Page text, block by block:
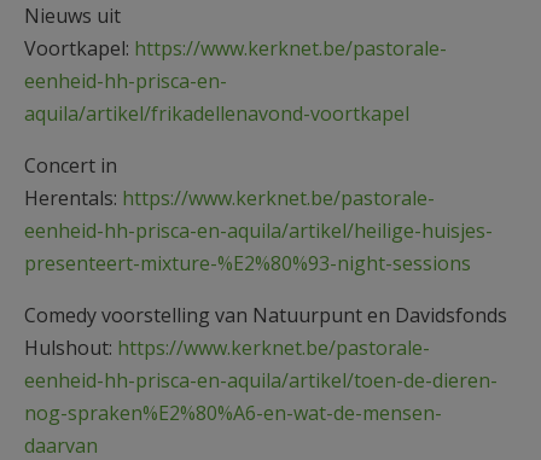
Nieuws uit
Voortkapel: https://www.kerknet.be/pastorale-
eenheid-hh-prisca-en-
aquila/artikel/frikadellenavond-voortkapel
Concert in
Herentals: https://www.kerknet.be/pastorale-
eenheid-hh-prisca-en-aquila/artikel/heilige-huisjes-
presenteert-mixture-%E2%80%93-night-sessions
Comedy voorstelling van Natuurpunt en Davidsfonds
Hulshout: https://www.kerknet.be/pastorale-
eenheid-hh-prisca-en-aquila/artikel/toen-de-dieren-
nog-spraken%E2%80%A6-en-wat-de-mensen-
daarvan